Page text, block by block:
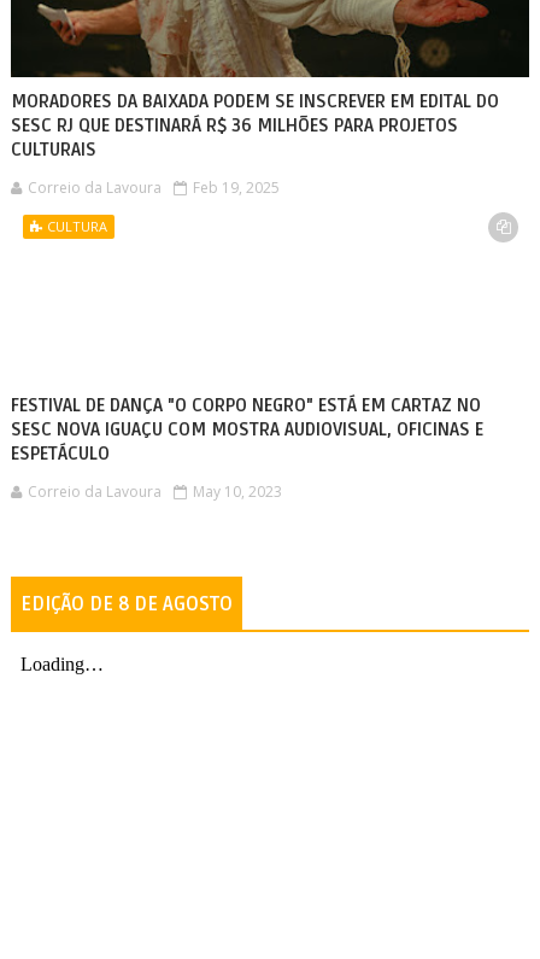
MORADORES DA BAIXADA PODEM SE INSCREVER EM EDITAL DO
SESC RJ QUE DESTINARÁ R$ 36 MILHÕES PARA PROJETOS
CULTURAIS
Correio da Lavoura Feb 19, 2025
CULTURA
FESTIVAL DE DANÇA "O CORPO NEGRO" ESTÁ EM CARTAZ NO
SESC NOVA IGUAÇU COM MOSTRA AUDIOVISUAL, OFICINAS E
ESPETÁCULO
Correio da Lavoura May 10, 2023
EDIÇÃO DE 8 DE AGOSTO